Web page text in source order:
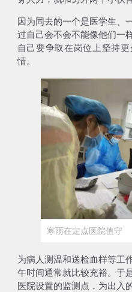
因为同去的一个是医学生、
过自己会不会不能像他们一
自己要争取在岗位上坚持
情。
寒雨在定点医院值守
为病人测温和送检血样等工
午时间通常就比较充裕。于
医院设置的监测点，为出入